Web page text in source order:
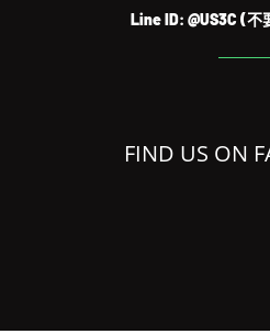
Line ID: @US3C (不
FIND US ON